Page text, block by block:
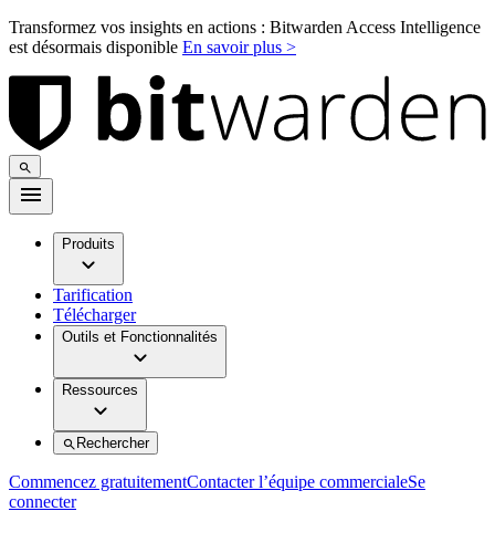
Transformez vos insights en actions : Bitwarden Access Intelligence
est désormais disponible En savoir plus >
Produits
Tarification
Télécharger
Outils et Fonctionnalités
Ressources
Rechercher
Commencez gratuitementContacter l’équipe commercialeSe
connecter